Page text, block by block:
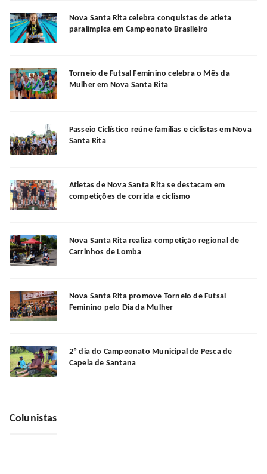
Nova Santa Rita celebra conquistas de atleta
paralímpica em Campeonato Brasileiro
Torneio de Futsal Feminino celebra o Mês da
Mulher em Nova Santa Rita
Passeio Ciclístico reúne famílias e ciclistas em Nova
Santa Rita
Atletas de Nova Santa Rita se destacam em
competições de corrida e ciclismo
Nova Santa Rita realiza competição regional de
Carrinhos de Lomba
Nova Santa Rita promove Torneio de Futsal
Feminino pelo Dia da Mulher
2º dia do Campeonato Municipal de Pesca de
Capela de Santana
Colunistas